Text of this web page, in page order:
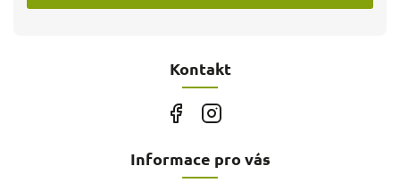
Kontakt
Informace pro vás